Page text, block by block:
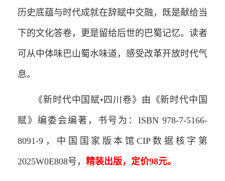
历史底蕴与时代成就在辞赋中交融，既是献给当
下的文化答卷，更是留给后世的巴蜀记忆。读者
可从中体味巴山蜀水味道，感受改革开放时代气
息。
《新时代中国赋•四川卷》由《新时代中国
赋》编委会编著，书号为：ISBN 978-7-5166-
8091-9，中国国家版本馆CIP数据核字第
2025W0E808号， 精装出版，定价98元。